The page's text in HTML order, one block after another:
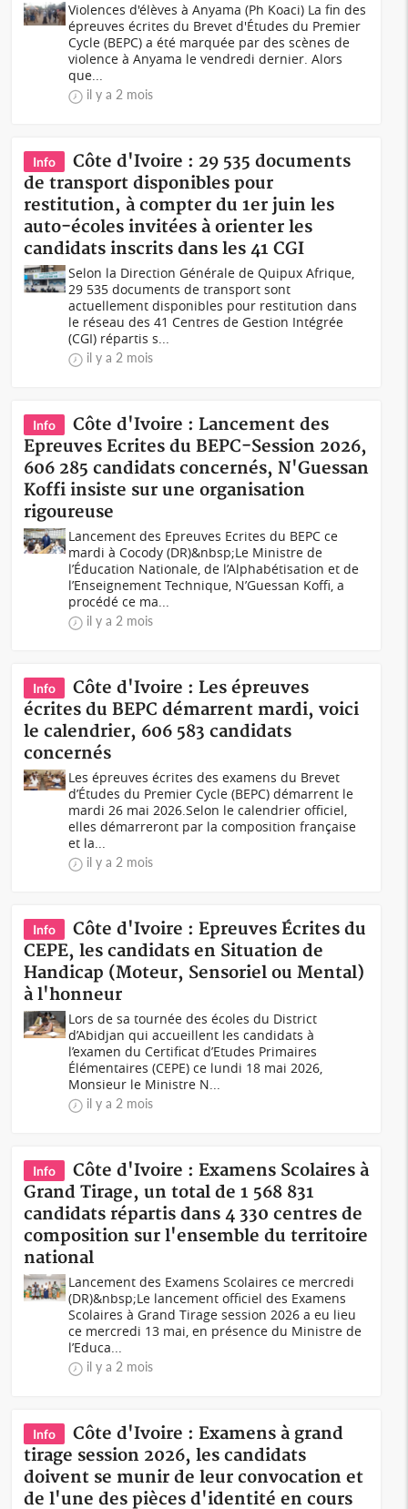
Violences d'élèves à Anyama (Ph Koaci) La fin des
épreuves écrites du Brevet d'Études du Premier
Cycle (BEPC) a été marquée par des scènes de
violence à Anyama le vendredi dernier. Alors
que...
il y a 2 mois
Info
Côte d'Ivoire : 29 535 documents
de transport disponibles pour
restitution, à compter du 1er juin les
auto-écoles invitées à orienter les
candidats inscrits dans les 41 CGI
Selon la Direction Générale de Quipux Afrique,
29 535 documents de transport sont
actuellement disponibles pour restitution dans
le réseau des 41 Centres de Gestion Intégrée
(CGI) répartis s...
il y a 2 mois
Info
Côte d'Ivoire : Lancement des
Epreuves Ecrites du BEPC-Session 2026,
606 285 candidats concernés, N'Guessan
Koffi insiste sur une organisation
rigoureuse
Lancement des Epreuves Ecrites du BEPC ce
mardi à Cocody (DR)&nbsp;Le Ministre de
l’Éducation Nationale, de l’Alphabétisation et de
l’Enseignement Technique, N’Guessan Koffi, a
procédé ce ma...
il y a 2 mois
Info
Côte d'Ivoire : Les épreuves
écrites du BEPC démarrent mardi, voici
le calendrier, 606 583 candidats
concernés
Les épreuves écrites des examens du Brevet
d’Études du Premier Cycle (BEPC) démarrent le
mardi 26 mai 2026.Selon le calendrier officiel,
elles démarreront par la composition française
et la...
il y a 2 mois
Info
Côte d'Ivoire : Epreuves Écrites du
CEPE, les candidats en Situation de
Handicap (Moteur, Sensoriel ou Mental)
à l'honneur
Lors de sa tournée des écoles du District
d’Abidjan qui accueillent les candidats à
l’examen du Certificat d’Etudes Primaires
Élémentaires (CEPE) ce lundi 18 mai 2026,
Monsieur le Ministre N...
il y a 2 mois
Info
Côte d'Ivoire : Examens Scolaires à
Grand Tirage, un total de 1 568 831
candidats répartis dans 4 330 centres de
composition sur l'ensemble du territoire
national
Lancement des Examens Scolaires ce mercredi
(DR)&nbsp;Le lancement officiel des Examens
Scolaires à Grand Tirage session 2026 a eu lieu
ce mercredi 13 mai, en présence du Ministre de
l’Educa...
il y a 2 mois
Info
Côte d'Ivoire : Examens à grand
tirage session 2026, les candidats
doivent se munir de leur convocation et
de l'une des pièces d'identité en cours